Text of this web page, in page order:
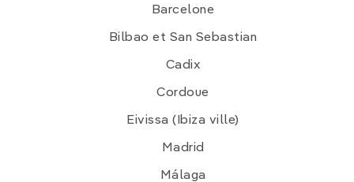
Barcelone
Bilbao et San Sebastian
Cadix
Cordoue
Eivissa (Ibiza ville)
Madrid
Málaga